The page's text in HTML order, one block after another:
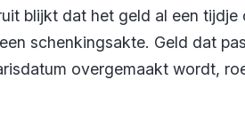
blijkt dat het geld al een tijdje
schenkingsakte. Geld dat
overgemaakt wordt,